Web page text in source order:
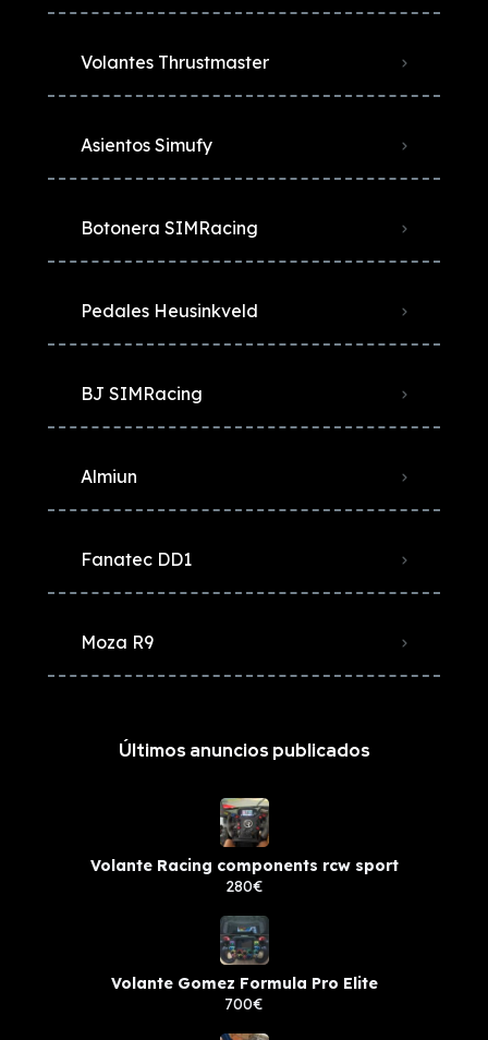
Volantes Thrustmaster
Asientos Simufy
Botonera SIMRacing
Pedales Heusinkveld
BJ SIMRacing
Almiun
Fanatec DD1
Moza R9
Últimos anuncios publicados
Volante Racing components rcw sport
280€
Volante Gomez Formula Pro Elite
700€